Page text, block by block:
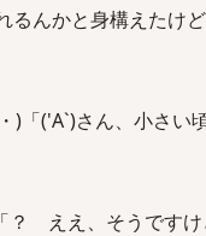
るんかと身構えたけ
)「('A`)さん、小さい
？ ええ、そうですけ